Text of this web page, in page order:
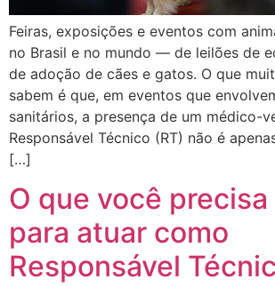
Feiras, exposições e eventos com
no Brasil e no mundo — de leilões de
de adoção de cães e gatos. O que
sabem é que, em eventos que
sanitários, a presença de um médico-
Responsável Técnico (RT) não é
[…]
O que você
para atuar como
Responsável